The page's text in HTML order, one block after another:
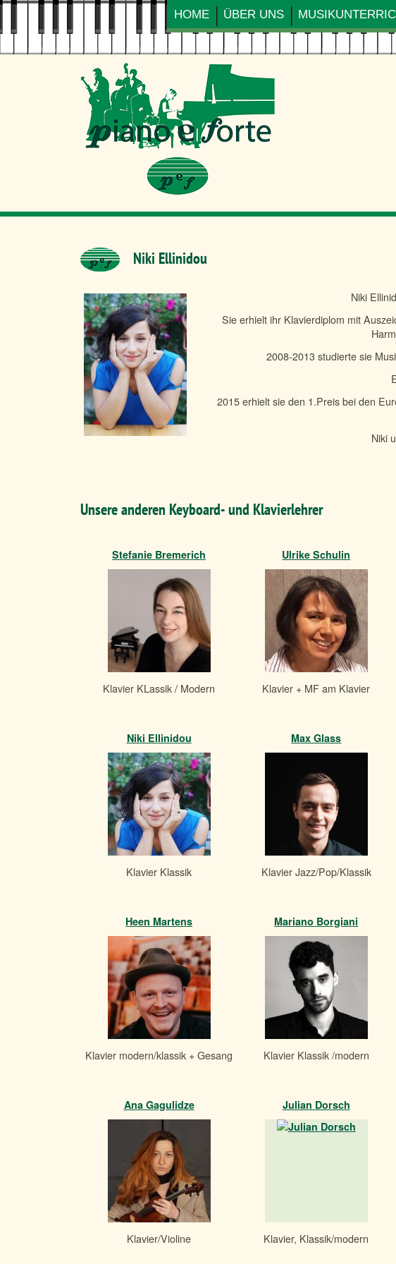
Navigation
überspringen
HOME ÜBER UNS
Niki Ellinidou
Niki
Sie erhielt ihr Klavierdiplom mit
2008-2013 studierte sie
2015 erhielt sie den 1.Preis bei den
Niki
Unsere anderen Keyboard- und Klavierlehrer
Stefanie Bremerich
Klavier KLassik / Modern
Ulrike Schulin
Klavier + MF am Klavier
Niki Ellinidou
Klavier Klassik
Max Glass
Klavier Jazz/Pop/Klassik
Heen Martens
Klavier modern/klassik + Gesang
Mariano Borgiani
Klavier Klassik /modern
Ana Gagulidze
Klavier/Violine
Julian Dorsch
Klavier, Klassik/modern